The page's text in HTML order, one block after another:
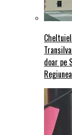
doar pe